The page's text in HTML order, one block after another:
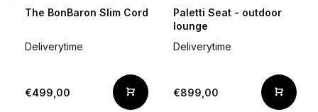
The BonBaron Slim Cord
Deliverytime
€499,00
Paletti Seat - outdoor
lounge
Deliverytime
€899,00